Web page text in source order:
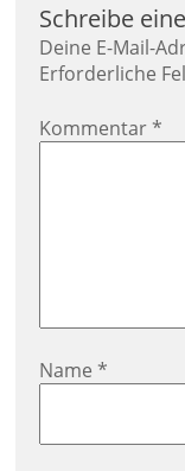
Schreibe
Deine E-Mail-
Erforderliche
Kommentar *
Name *